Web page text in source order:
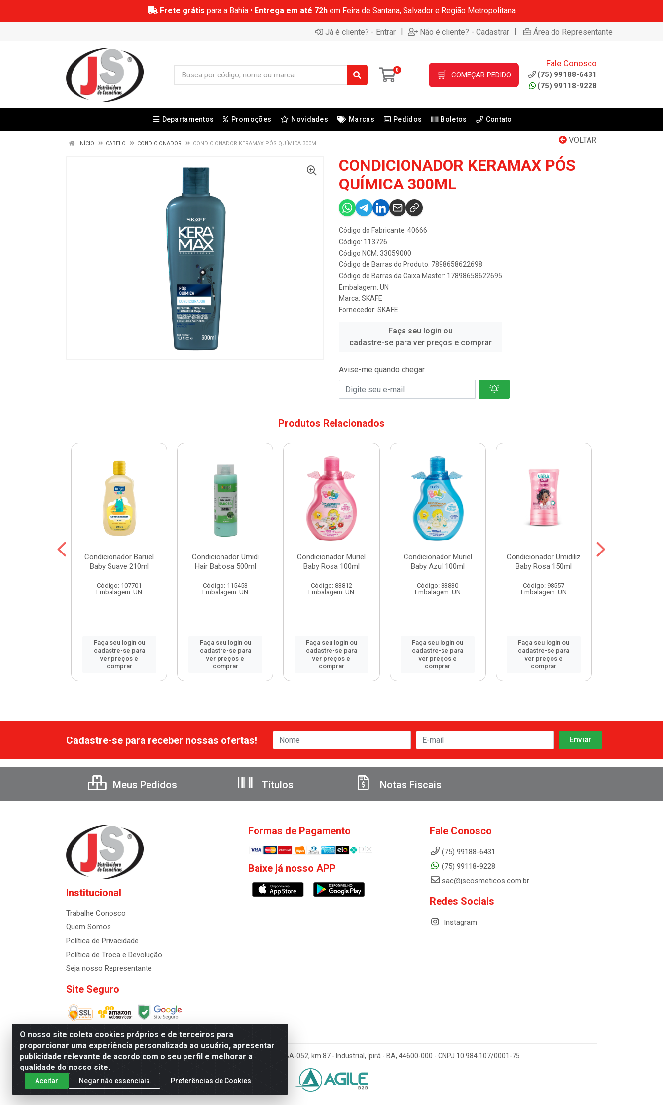
Frete grátis para a Bahia • Entrega em até 72hem Feira de Santana, Salvador e Região Metropolitana
Já é cliente? - Entrar | Não é cliente? - Cadastrar | Área do Representante
0 🛒 COMEÇAR PEDIDO
Fale Conosco
(75) 99188-6431
(75) 99118-9228
Departamentos Promoções Novidades Marcas Pedidos Boletos Contato
VOLTAR
INÍCIO CABELO CONDICIONADOR CONDICIONADOR KERAMAX PÓS QUÍMICA 300ML
CONDICIONADOR KERAMAX PÓS
QUÍMICA 300ML
Código do Fabricante: 40666
Código: 113726
Código NCM: 33059000
Código de Barras do Produto: 7898658622698
Código de Barras da Caixa Master: 17898658622695
Embalagem: UN
Marca: SKAFE
Fornecedor: SKAFE
Faça seu login ou
cadastre-se para ver preços e comprar
Avise-me quando chegar
Produtos Relacionados
Condicionador Baruel
Baby Suave 210ml
Código: 107701
Embalagem: UN
Faça seu login ou
cadastre-se para
ver preços e
comprar
Condicionador Umidi
Hair Babosa 500ml
Código: 115453
Embalagem: UN
Faça seu login ou
cadastre-se para
ver preços e
comprar
Condicionador Muriel
Baby Rosa 100ml
Código: 83812
Embalagem: UN
Faça seu login ou
cadastre-se para
ver preços e
comprar
Condicionador Muriel
Baby Azul 100ml
Código: 83830
Embalagem: UN
Faça seu login ou
cadastre-se para
ver preços e
comprar
Condicionador Umidiliz
Baby Rosa 150ml
Código: 98557
Embalagem: UN
Faça seu login ou
cadastre-se para
ver preços e
comprar
O nosso site coleta cookies próprios e de terceiros para
proporcionar uma experiência personalizada ao usuário, apresentar
publicidade relevante de acordo com o seu perfil e melhorar a
qualidade do nosso site.
Aceitar Negar não essenciais Preferências de Cookies
Cadastre-se para receber nossas ofertas!
Meus Pedidos Títulos Notas Fiscais
Institucional
Trabalhe Conosco
Quem Somos
Política de Privacidade
Política de Troca e Devolução
Seja nosso Representante
Site Seguro
Formas de Pagamento
Baixe já nosso APP
Fale Conosco
(75) 99188-6431
(75) 99118-9228
sac@jscosmeticos.com.br
Redes Sociais
Instagram
Distribuidora de Cosméticos Antoneto LTDA - BA-052, km 87 - Industrial, Ipirá - BA, 44600-000 - CNPJ 10.984.107/0001-75